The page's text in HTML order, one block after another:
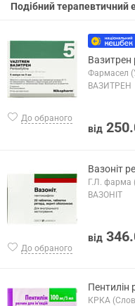
Подібний терапевтичний
До обраного
Фармасел
ВАЗИТРЕН
від
До обраного
Вазоніт
Г.Л. фарма
ВАЗОНІТ
від
КРКА